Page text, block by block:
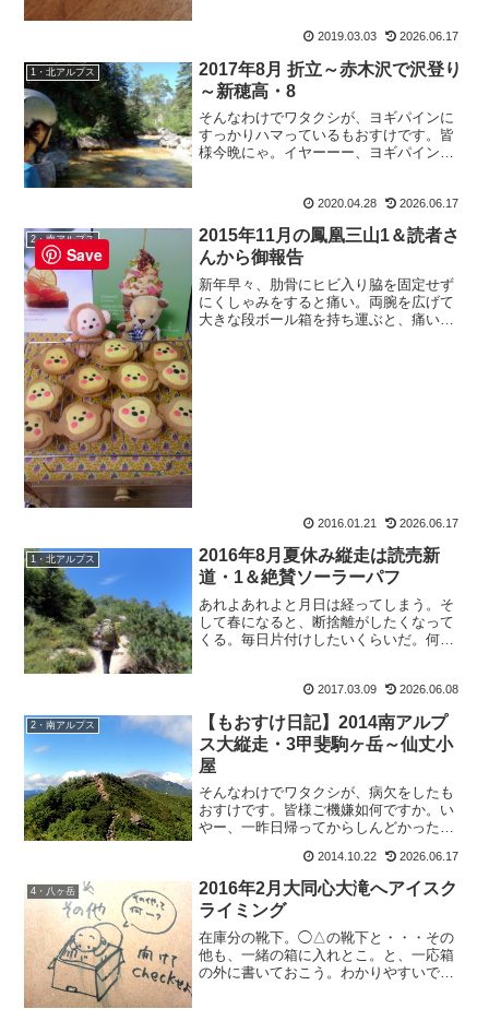
2019.03.03 2026.06.17
1・北アルプス
2017年8月 折立～赤木沢で沢登り
～新穂高・8
そんなわけでワタクシが、ヨギパインに
すっかりハマっているもおすけです。皆
様今晩にゃ。イヤーーー、ヨギパイン旨
作ろうかな等と最近では思っちゃってる
し。でもって、ヨギパイン...
2020.04.28 2026.06.17
2・南アルプス
2015年11月の鳳凰三山1＆読者さ
んから御報告
新年早々、肋骨にヒビ入り脇を固定せず
にくしゃみをすると痛い。両腕を広げて
大きな段ボール箱を持ち運ぶと、痛い。
2016.01.21 2026.06.17
1・北アルプス
2016年8月夏休み縦走は読売新
道・1＆絶賛ソーラーパフ
あれよあれよと月日は経ってしまう。そ
して春になると、断捨離がしたくなって
くる。毎日片付けしたいくらいだ。何故
自分にツッコミを入れてしまう。皆様お
2017.03.09 2026.06.08
2・南アルプス
【もおすけ日記】2014南アルプ
ス大縦走・3甲斐駒ヶ岳～仙丈小
屋
そんなわけでワタクシが、病欠をしたも
おすけです。皆様ご機嫌如何ですか。い
やー、一昨日帰ってからしんどかったか
ちゃんとお話してそれからご飯食べた
ら、もう吐き気がしちゃって。朝になっ
たら、体は熱いわ喉は痛いわ...
2014.10.22 2026.06.17
4・八ヶ岳
2016年2月大同心大滝へアイスク
ライミング
在庫分の靴下。◯△の靴下と・・・その
他も、一緒の箱に入れとこ。と、一応箱
の外に書いておこう。わかりやすいでし
Save